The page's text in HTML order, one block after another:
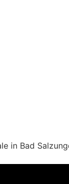
in Bad